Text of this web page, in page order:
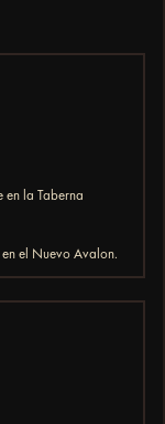
en la Taberna
en el Nuevo Avalon.